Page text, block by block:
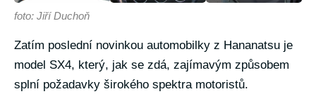
foto: Jiří Duchoň
Zatím poslední novinkou automobilky z Hananatsu je
model SX4, který, jak se zdá, zajímavým způsobem
splní požadavky širokého spektra motoristů.